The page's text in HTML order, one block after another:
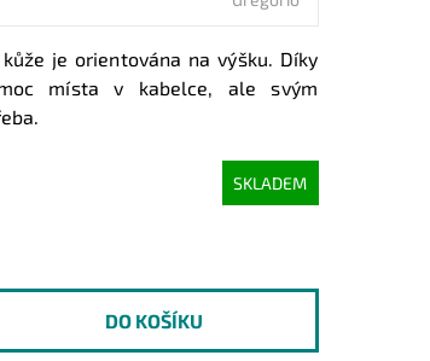
je orientována na výšku. Díky
místa v kabelce, ale svým
SKLADEM